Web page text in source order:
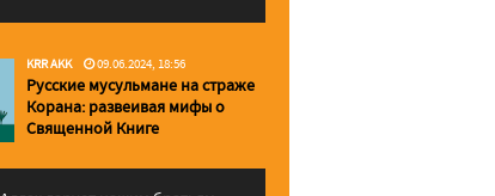
KRR AKK 09.06.2024, 18:56
Русские мусульмане на страже
Корана: pазвеивая мифы о
Священной Книге